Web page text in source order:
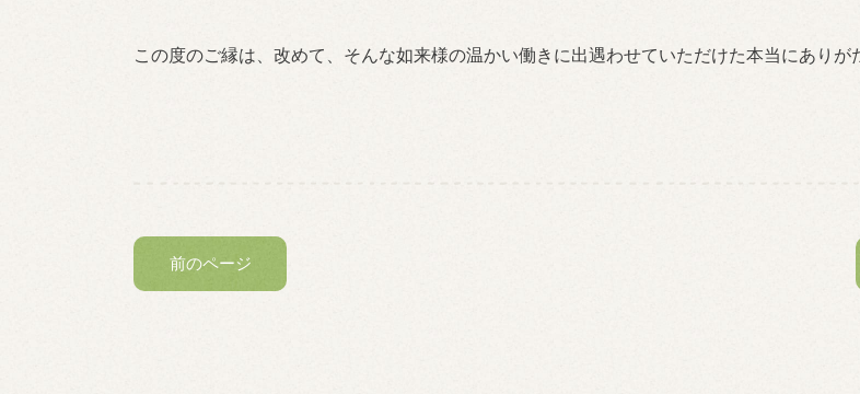
この度のご縁は、改めて、そんな如来様の温かい働きに出遇わせていただけた本当にありが
前のページ